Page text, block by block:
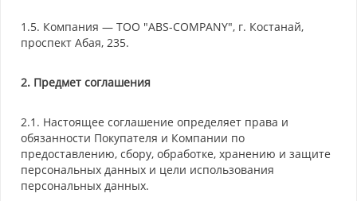
1.5. Компания — ТОО "ABS-COMPANY", г. Костанай,
проспект Абая, 235.
2. Предмет соглашения
2.1. Настоящее соглашение определяет права и
обязанности Покупателя и Компании по
предоставлению, сбору, обработке, хранению и защите
персональных данных и цели использования
персональных данных.